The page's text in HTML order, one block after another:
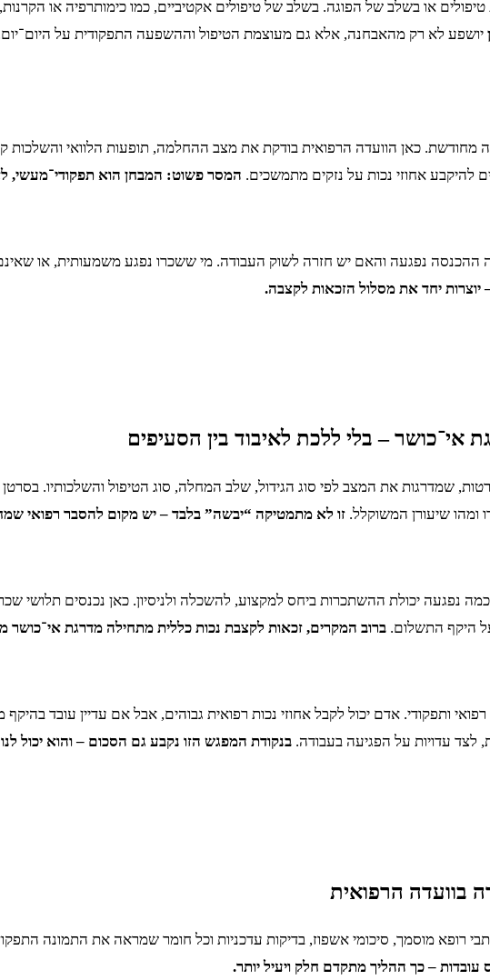
יושפע לא רק מהאבחנה, אלא גם מעוצמת הטיפול וההשפעה התפקודית על
כאן הוועדה הרפואית בודקת את מצב ההחלמה, תופעות הלוואי והשלכות
להיקבע אחוזי נכות על נזקים מתמשכים. המסר פשוט: המבחן הוא תפקודי־מעשי,
ההכנסה נפגעה והאם יש חזרה לשוק העבודה. מי ששכרו נפגע משמעותית, או
יוצרות יחד את מסלול הזכאות לקצבה.
אי־כושר – בלי ללכת לאיבוד בין הסעיפים
שמדרגות את המצב לפי סוג הגידול, שלב המחלה, סוג הטיפול והשלכותיו.
ומהו שיעורן המשוקלל. זו לא מתמטיקה “יבשה” בלבד – יש מקום להסבר רפואי
נפגעה יכולת ההשתכרות ביחס למקצוע, להשכלה ולניסיון. כאן נכנסים תלושי
ברוב המקרים, זכאות לקצבת נכות כללית מתחילה מדרגת
ותפקודי. אדם יכול לקבל אחוזי נכות רפואית גבוהים, אבל אם עדיין עובד
לצד עדויות על הפגיעה בעבודה. בנקודת המפגש הזו נקבע גם הסכום – והוא יכול
בוועדה הרפואית
רופא מוסמך, סיכומי אשפוז, בדיקות עדכניות וכל חומר שמראה את התמונה
עובדות – כך ההליך מתקדם חלק ויעיל יותר.